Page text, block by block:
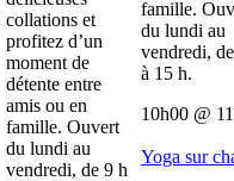
collations et
profitez d’un
moment de
détente entre
amis ou en
famille. Ouvert
du lundi au
vendredi, de 9 h
famille.
du lundi au
vendredi,
à 15 h.
10h00 @
Yoga sur